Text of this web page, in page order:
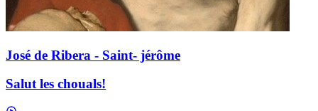
José de Ribera - Saint- jérôme
Salut les chouals!